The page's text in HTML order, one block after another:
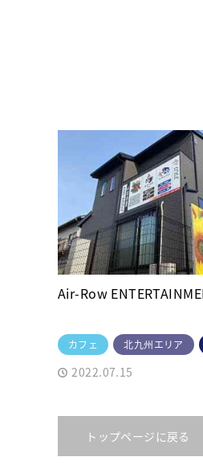
Air-Row
カフェ 北九州エリア
2022.07.15
トップページに戻る